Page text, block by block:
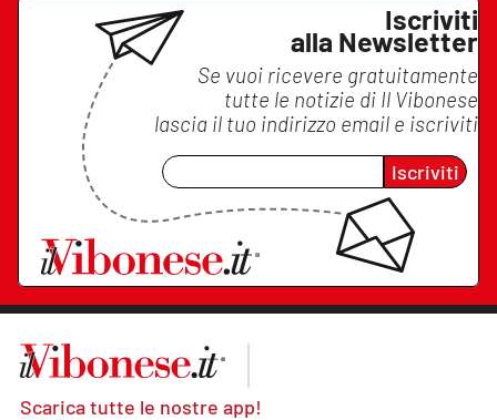
Iscriviti
alla Newsletter
Se vuoi ricevere gratuitamente
tutte le notizie di Il Vibonese
lascia il tuo indirizzo email e iscriviti
Iscriviti
Scarica tutte le nostre app!